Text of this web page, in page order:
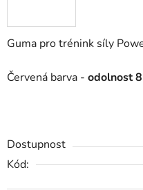
Guma pro trénink síly
Červená barva - odolnost
Dostupnost
Kód: